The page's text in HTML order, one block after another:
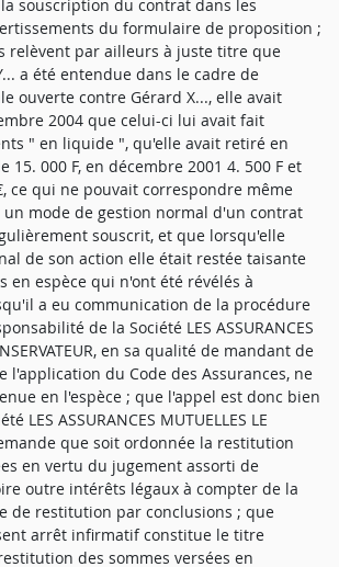
souscription du contrat dans les
du formulaire de proposition ;
relèvent par ailleurs à juste titre que
a été entendue dans le cadre de
ouverte contre Gérard X..., elle avait
2004 que celui-ci lui avait fait
" en liquide ", qu'elle avait retiré en
15. 000 F, en décembre 2001 4. 500 F et
ce qui ne pouvait correspondre même
mode de gestion normal d'un contrat
souscrit, et que lorsqu'elle
de son action elle était restée taisante
en espèce qui n'ont été révélés à
a eu communication de la procédure
de la Société LES ASSURANCES
en sa qualité de mandant de
l'application du Code des Assurances, ne
en l'espèce ; que l'appel est donc bien
LES ASSURANCES MUTUELLES LE
que soit ordonnée la restitution
en vertu du jugement assorti de
outre intérêts légaux à compter de la
de restitution par conclusions ; que
arrêt infirmatif constitue le titre
des sommes versées en